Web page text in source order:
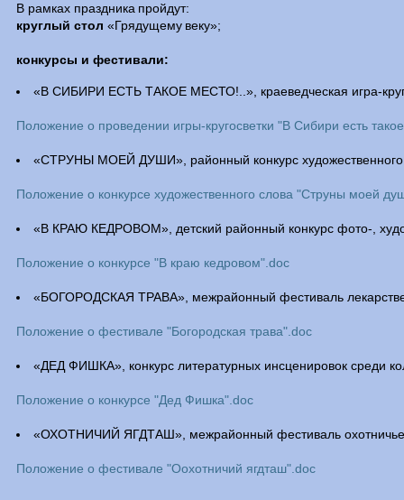
В рамках праздника пройдут:
круглый стол «Грядущему веку»;
конкурсы и фестивали:
«В СИБИРИ ЕСТЬ ТАКОЕ МЕСТО!..», краеведческая игра-
Положение о проведении игры-кругосветки "В Сибири есть
«СТРУНЫ МОЕЙ ДУШИ», районный конкурс художественного
Положение о конкурсе художественного слова "Струны моей
«В КРАЮ КЕДРОВОМ», детский районный конкурс фото-,
Положение о конкурсе "В краю кедровом".doc
«БОГОРОДСКАЯ ТРАВА», межрайонный фестиваль
Положение о фестивале "Богородская трава".doc
«ДЕД ФИШКА», конкурс литературных инсценировок среди
Положение о конкурсе "Дед Фишка".doc
«ОХОТНИЧИЙ ЯГДТАШ», межрайонный фестиваль
Положение о фестивале "Оохотничий ягдташ".doc